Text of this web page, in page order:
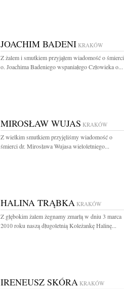
JOACHIM BADENI KRAKÓW
Z żalem i smutkiem przyjąłem wiadomość o śmierci
o. Joachima Badeniego wspaniałego Człowieka o...
MIROSŁAW WUJAS KRAKÓW
Z wielkim smutkiem przyjęliśmy wiadomość o
śmierci dr. Mirosława Wujasa wieloletniego...
HALINA TRĄBKA KRAKÓW
Z głębokim żalem żegnamy zmarłą w dniu 3 marca
2010 roku naszą długoletnią Koleżankę Halinę...
IRENEUSZ SKÓRA KRAKÓW